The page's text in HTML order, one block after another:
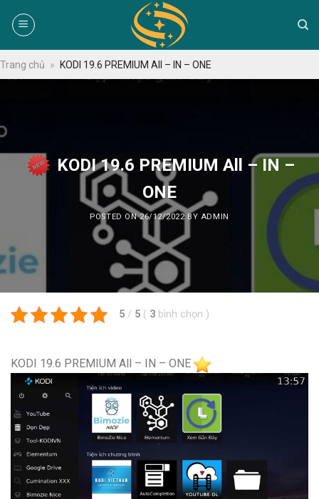
Trang chủ » KODI 19.6 PREMIUM All – IN – ONE
KODI 19.6 PREMIUM All – IN –
ONE
POSTED ON26/12/2022BY ADMIN
5 / 5 ( 3 bình chọn )
KODI 19.6 PREMIUM All – IN – ONE